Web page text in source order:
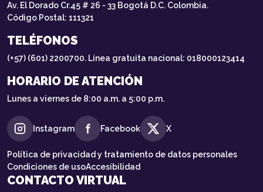
Av. El Dorado Cr.45 # 26 - 33 Bogotá D.C. Colombia.
Código Postal: 111321
TELÉFONOS
(+57) (601) 2200700. Línea gratuita nacional: 018000123414
HORARIO DE ATENCIÓN
Lunes a viernes de 8:00 a.m. a 5:00 p.m.
Instagram Facebook X
Política de privacidad y tratamiento de datos personales
Condiciones de usoAccesibilidad
CONTACTO VIRTUAL